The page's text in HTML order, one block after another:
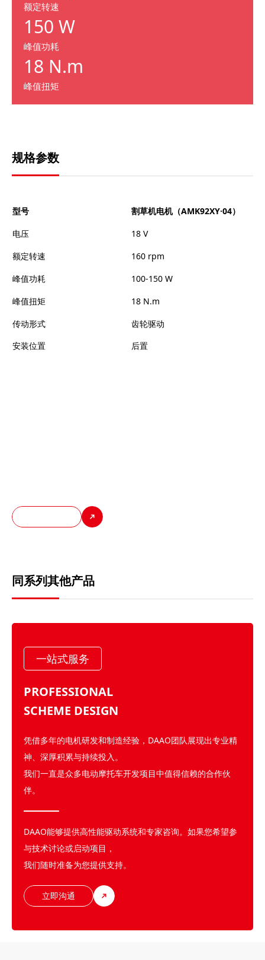
额定转速
150 W
峰值功耗
18 N.m
峰值扭矩
规格参数
型号
割草机电机（AMK92XY·04）
电压
18 V
额定转速
160 rpm
峰值功耗
100-150 W
峰值扭矩
18 N.m
传动形式
齿轮驱动
安装位置
后置
同系列其他产品
一站式服务
PROFESSIONAL
SCHEME DESIGN
凭借多年的电机研发和制造经验，DAAO团队展现出专业精
神、深厚积累与持续投入。
我们一直是众多电动摩托车开发项目中值得信赖的合作伙
伴。
DAAO能够提供高性能驱动系统和专家咨询。如果您希望参
与技术讨论或启动项目，
我们随时准备为您提供支持。
立即沟通